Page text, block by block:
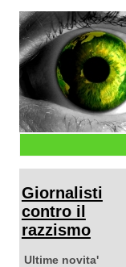
Giornalisti
contro il
razzismo
Ultime novita'